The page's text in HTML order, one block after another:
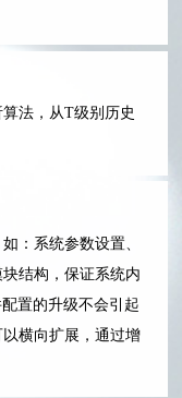
法，从T级别历史
：系统参数设置、
结构，保证系统内
置的升级不会引起
横向扩展，通过增